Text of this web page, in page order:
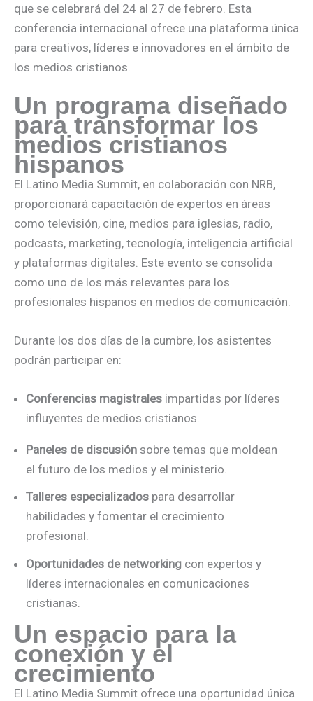
que se celebrará del 24 al 27 de febrero. Esta
conferencia internacional ofrece una plataforma única
para creativos, líderes e innovadores en el ámbito de
los medios cristianos.
Un programa diseñado
para transformar los
medios cristianos
hispanos
El Latino Media Summit, en colaboración con NRB,
proporcionará capacitación de expertos en áreas
como televisión, cine, medios para iglesias, radio,
podcasts, marketing, tecnología, inteligencia artificial
y plataformas digitales. Este evento se consolida
como uno de los más relevantes para los
profesionales hispanos en medios de comunicación.
Durante los dos días de la cumbre, los asistentes
podrán participar en:
Conferencias magistrales impartidas por líderes
influyentes de medios cristianos.
Paneles de discusión sobre temas que moldean
el futuro de los medios y el ministerio.
Talleres especializados para desarrollar
habilidades y fomentar el crecimiento
profesional.
Oportunidades de networking con expertos y
líderes internacionales en comunicaciones
cristianas.
Un espacio para la
conexión y el
crecimiento
El Latino Media Summit ofrece una oportunidad única